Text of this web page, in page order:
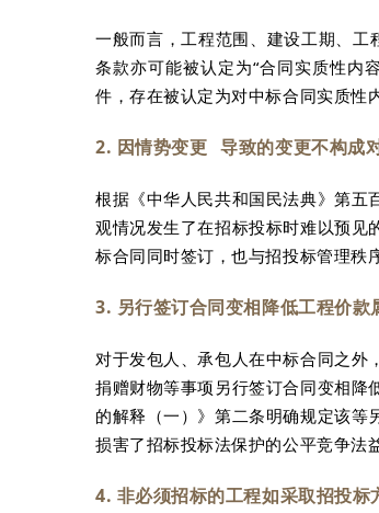
一般而言，工程范围、建设工期、工
条款亦可能被认定为“合同实质性内
件，存在被认定为对中标合同实质性
2. 因情势变更 导致的变更不构成
根据《中华人民共和国民法典》第五
观情况发生了在招标投标时难以预见
标合同同时签订，也与招投标管理秩
3. 另行签订合同变相降低工程价
对于发包人、承包人在中标合同之外
捐赠财物等事项另行签订合同变相降
的解释（一）》第二条明确规定该等
损害了招标投标法保护的公平竞争法益
4. 非必须招标的工程如采取招投